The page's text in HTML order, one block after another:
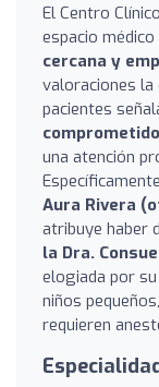
El Centro
espacio
cercana y
valoraciones la
pacientes
una atención
Aura Rivera
atribuye haber
la Dra.
elogiada por
niños
requieren